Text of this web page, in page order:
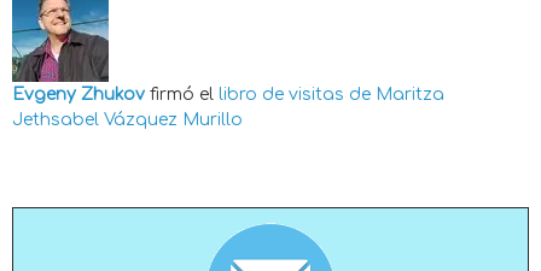
Evgeny Zhukov firmó el libro de visitas de Maritza
Jethsabel Vázquez Murillo